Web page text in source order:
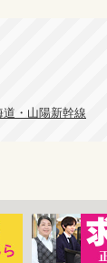
・山陽新幹線